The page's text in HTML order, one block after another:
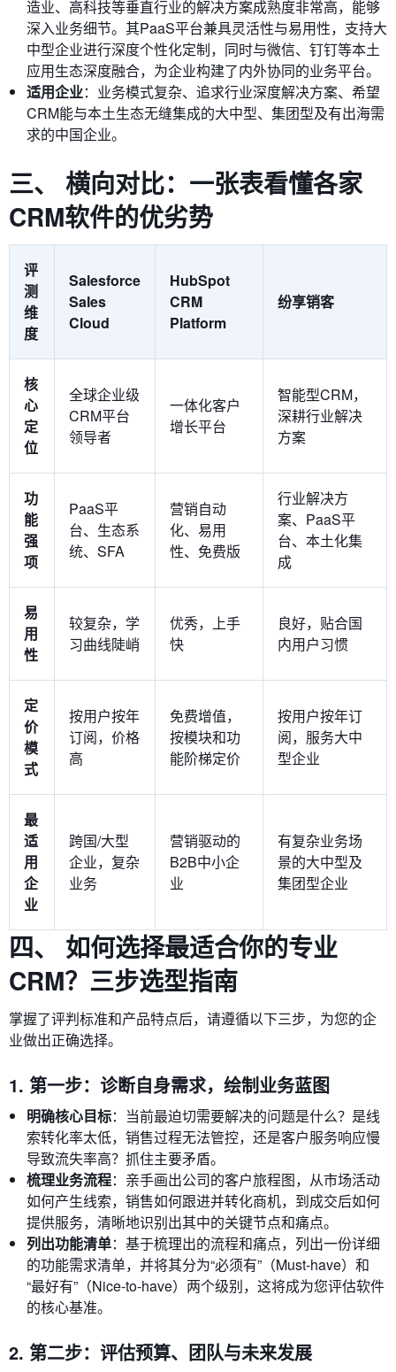
造业、高科技等垂直行业的解决方案成熟度非常高，能够
深入业务细节。其PaaS平台兼具灵活性与易用性，支持大
中型企业进行深度个性化定制，同时与微信、钉钉等本土
应用生态深度融合，为企业构建了内外协同的业务平台。
适用企业：业务模式复杂、追求行业深度解决方案、希望
CRM能与本土生态无缝集成的大中型、集团型及有出海需
求的中国企业。
三、 横向对比：一张表看懂各家
CRM软件的优劣势
评
测
维
度
Salesforce
Sales
Cloud
HubSpot
CRM
Platform
纷享销客
核
心
定
位
全球企业级
CRM平台
领导者
一体化客户
增长平台
智能型CRM，
深耕行业解决
方案
功
能
强
项
PaaS平
台、生态系
统、SFA
营销自动
化、易用
性、免费版
行业解决方
案、PaaS平
台、本土化集
成
易
用
性
较复杂，学
习曲线陡峭
优秀，上手
快
良好，贴合国
内用户习惯
定
价
模
式
按用户按年
订阅，价格
高
免费增值，
按模块和功
能阶梯定价
按用户按年订
阅，服务大中
型企业
最
适
用
企
业
跨国/大型
企业，复杂
业务
营销驱动的
B2B中小企
业
有复杂业务场
景的大中型及
集团型企业
四、 如何选择最适合你的专业
CRM？三步选型指南
掌握了评判标准和产品特点后，请遵循以下三步，为您的企
业做出正确选择。
1. 第一步：诊断自身需求，绘制业务蓝图
明确核心目标：当前最迫切需要解决的问题是什么？是线
索转化率太低，销售过程无法管控，还是客户服务响应慢
导致流失率高？抓住主要矛盾。
梳理业务流程：亲手画出公司的客户旅程图，从市场活动
如何产生线索，销售如何跟进并转化商机，到成交后如何
提供服务，清晰地识别出其中的关键节点和痛点。
列出功能清单：基于梳理出的流程和痛点，列出一份详细
的功能需求清单，并将其分为“必须有”（Must-have）和
“最好有”（Nice-to-have）两个级别，这将成为您评估软件
的核心基准。
2. 第二步：评估预算、团队与未来发展